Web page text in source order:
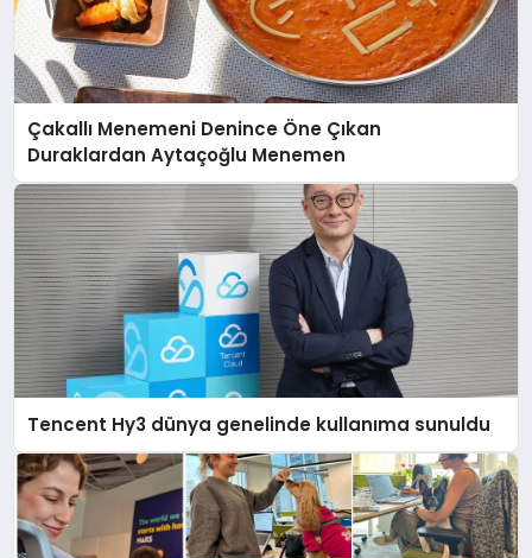
Çakallı Menemeni Denince Öne Çıkan
Duraklardan Aytaçoğlu Menemen
Tencent Hy3 dünya genelinde kullanıma sunuldu